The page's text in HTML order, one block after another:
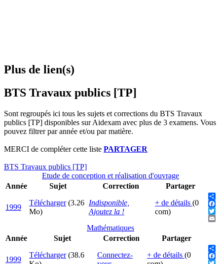
Plus de lien(s)
BTS Travaux publics [TP]
Sont regroupés ici tous les sujets et corrections du BTS Travaux
publics [TP] disponibles sur Aidexam avec plus de 3 examens. Vous
pouvez filtrer par année et/ou par matière.
MERCI de compléter cette liste PARTAGER
BTS Travaux publics [TP]
Etude de conception et réalisation d'ouvrage
Année
Sujet Correction Partager
1999
Télécharger (3.26
Mo)
Indisponible,
Ajoutez la !
+ de détails (0
com)
Mathématiques
Année
Sujet Correction Partager
1999
Télécharger (38.6
Connectez-
+ de détails (0